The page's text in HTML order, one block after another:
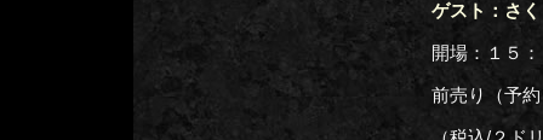
ゲスト：さ
開場：１５
前売り（予